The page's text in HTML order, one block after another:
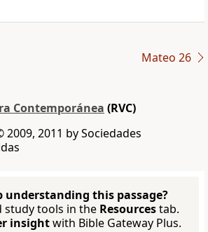
Mateo 26
Contemporánea (RVC)
2011 by Sociedades
understanding this passage?
study tools in the Resourcestab.
insightwith Bible Gateway Plus.